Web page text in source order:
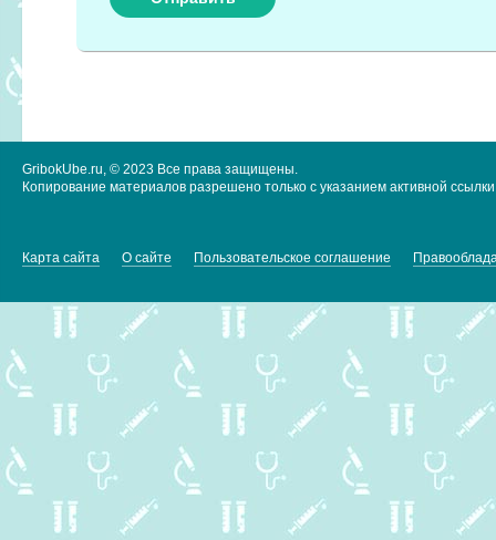
GribokUbe.ru, © 2023 Все права защищены.
Копирование материалов разрешено только с указанием активной
Карта сайта О сайте Пользовательское соглашение